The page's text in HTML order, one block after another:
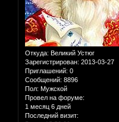
Откуда: Великий Устюг
Зарегистрирован: 2013-03-27
Приглашений: 0
Сообщений: 8896
Пол: Мужской
Провел на форуме:
1 месяц 6 дней
Последний визит: